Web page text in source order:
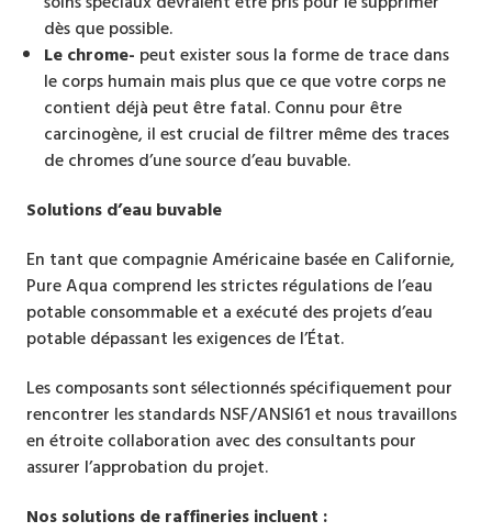
dès que possible.
Le chrome- peut exister sous la forme de trace dans
le corps humain mais plus que ce que votre corps ne
contient déjà peut être fatal. Connu pour être
carcinogène, il est crucial de filtrer même des traces
de chromes d’une source d’eau buvable.
Solutions d’eau buvable
En tant que compagnie Américaine basée en Californie,
Pure Aqua comprend les strictes régulations de l’eau
potable consommable et a exécuté des projets d’eau
potable dépassant les exigences de l’État.
Les composants sont sélectionnés spécifiquement pour
rencontrer les standards NSF/ANSI61 et nous travaillons
en étroite collaboration avec des consultants pour
assurer l’approbation du projet.
Nos solutions de raffineries incluent :